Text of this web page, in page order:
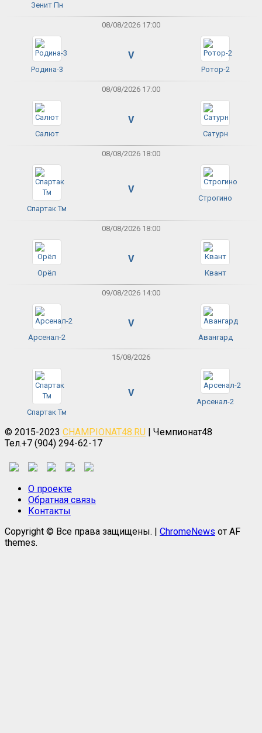
Зенит Пн
08/08/2026 17:00
Родина-3
V
Ротор-2
08/08/2026 17:00
Салют
V
Сатурн
08/08/2026 18:00
Спартак Тм
V
Строгино
08/08/2026 18:00
Орёл
V
Квант
09/08/2026 14:00
Арсенал-2
V
Авангард
15/08/2026
Спартак Тм
V
Арсенал-2
© 2015-2023 CHAMPIONAT48.RU | Чемпионат48
Тел.+7 (904) 294-62-17
О проекте
Обратная связь
Контакты
Copyright © Все права защищены. | ChromeNews от AF
themes.